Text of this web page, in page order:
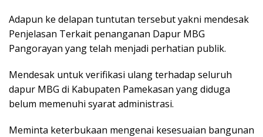
Adapun ke delapan tuntutan tersebut yakni mendesak
Penjelasan Terkait penanganan Dapur MBG
Pangorayan yang telah menjadi perhatian publik.
Mendesak untuk verifikasi ulang terhadap seluruh
dapur MBG di Kabupaten Pamekasan yang diduga
belum memenuhi syarat administrasi.
Meminta keterbukaan mengenai kesesuaian bangunan